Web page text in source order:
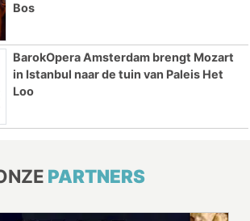
Bos
BarokOpera Amsterdam brengt Mozart
in Istanbul naar de tuin van Paleis Het
Loo
PARTNERS